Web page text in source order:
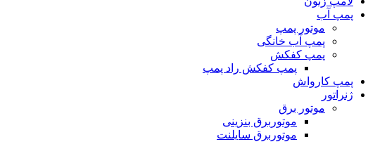
پمپ آب
موتور پمپ
پمپ آب خانگی
پمپ کفکش
پمپ کفکش راد پمپ
پمپ کارواش
ژنراتور
موتور برق
موتوربرق بنزینی
موتوربرق سایلنت